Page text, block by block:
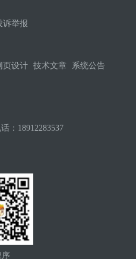
诉举报
页设计 技术文章 系统公告
：18912283537
序